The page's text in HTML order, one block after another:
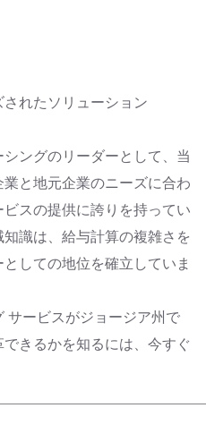
れたソリューション
ングのリーダーとして、当
と地元企業のニーズに合わ
スの提供に誇りを持ってい
識は、給与計算の複雑さを
しての地位を確立していま
サービスがジョージア州で
きるかを知るには、今すぐ